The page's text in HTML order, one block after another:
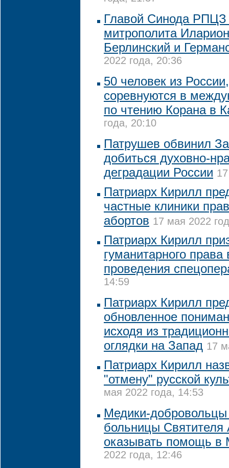
Главой Синода РПЦЗ
митрополита
Берлинский и
2022 года, 20:36
50 человек из
соревнуются в
по чтению Корана в
года, 20:10
Патрушев обвинил
добиться духовно-
деградации России
Патриарх Кирилл
частные клиники
абортов 17 мая 2022
Патриарх Кирилл
гуманитарного права
проведения
14:59
Патриарх Кирилл
обновленное
исходя из
оглядки на Запад 17
Патриарх Кирилл
"отмену" русской
мая 2022 года, 14:53
Медики-добровольцы
больницы Cвятителя
оказывать помощь в
2022 года, 12:46